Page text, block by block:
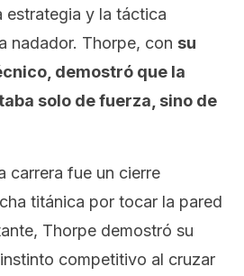
estrategia y la táctica
nadador. Thorpe, con su
demostró que la
solo de fuerza, sino de
carrera fue un cierre
titánica por tocar la pared
Thorpe demostró su
competitivo al cruzar